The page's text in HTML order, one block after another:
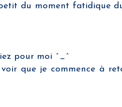
du moment fatidique
pour moi ^_^
que je commence à